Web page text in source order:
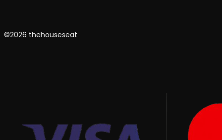
©2026 thehouseseat